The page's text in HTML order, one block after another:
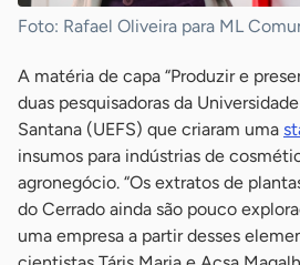
Foto: Rafael Oliveira para ML
A matéria de capa “Produzir e
duas pesquisadoras da
Santana (UEFS) que criaram uma
insumos para indústrias de
agronegócio. “Os extratos de
do Cerrado ainda são pouco
uma empresa a partir desses